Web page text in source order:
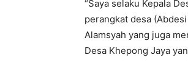
“Saya selaku Kepala
perangkat desa
Alamsyah yang juga
Desa Khepong Jaya